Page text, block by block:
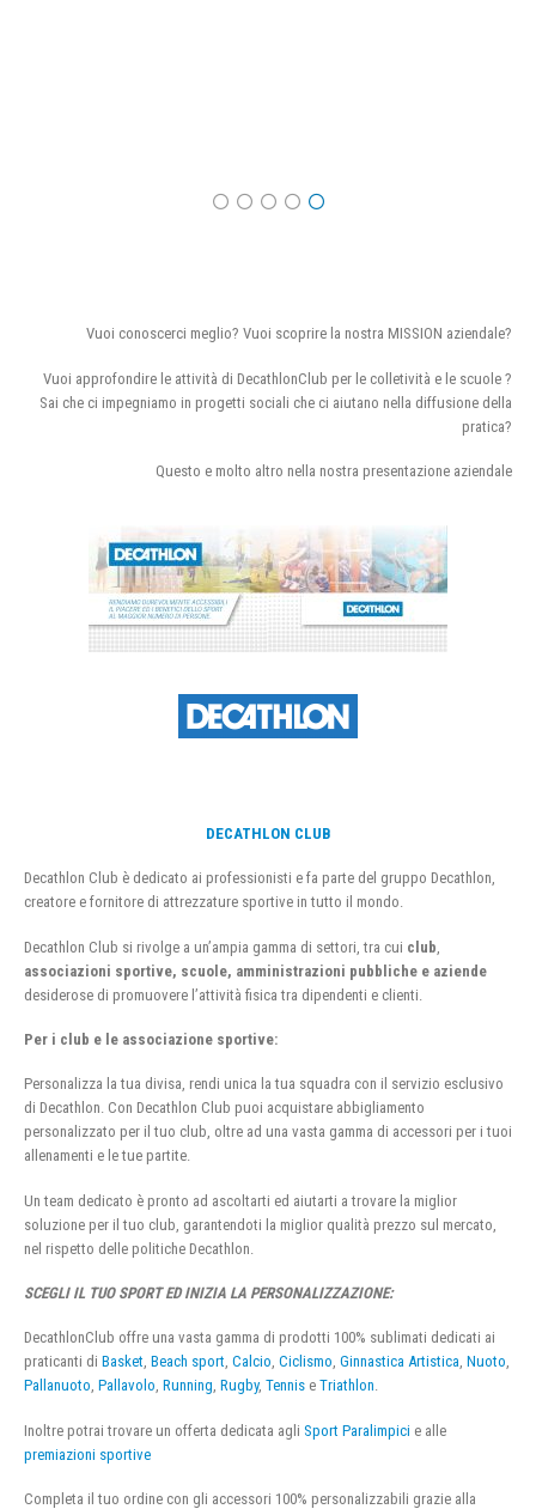
Vuoi conoscerci meglio? Vuoi scoprire la nostra MISSION aziendale?
Vuoi approfondire le attività di DecathlonClub per le colletività e le scuole ?
Sai che ci impegniamo in progetti sociali che ci aiutano nella diffusione della
pratica?
Questo e molto altro nella nostra presentazione aziendale
DECATHLON CLUB
Decathlon Club è dedicato ai professionisti e fa parte del gruppo Decathlon,
creatore e fornitore di attrezzature sportive in tutto il mondo.
Decathlon Club si rivolge a un’ampia gamma di settori, tra cui club
associazioni sportive, scuole, amministrazioni pubbliche e aziende
desiderose di promuovere l’attività fisica tra dipendenti e clienti.
Per i club e le associazione sportive:
Personalizza la tua divisa, rendi unica la tua squadra con il servizio esclusivo
di Decathlon. Con Decathlon Club puoi acquistare abbigliamento
personalizzato per il tuo club, oltre ad una vasta gamma di accessori per i tuoi
allenamenti e le tue partite.
Un team dedicato è pronto ad ascoltarti ed aiutarti a trovare la miglior
soluzione per il tuo club, garantendoti la miglior qualità prezzo sul mercato,
nel rispetto delle politiche Decathlon.
SCEGLI IL TUO SPORT ED INIZIA LA PERSONALIZZAZIONE:
DecathlonClub offre una vasta gamma di prodotti 100% sublimati dedicati ai
praticanti di Basket, Beach sport, Calcio, Ciclismo, Ginnastica Artistica, Nuoto,
Pallanuoto, Pallavolo, Running, Rugby, Tennis e Triathlon.
Inoltre potrai trovare un offerta dedicata agli Sport Paralimpici e alle
premiazioni sportive
Completa il tuo ordine con gli accessori 100% personalizzabili grazie alla